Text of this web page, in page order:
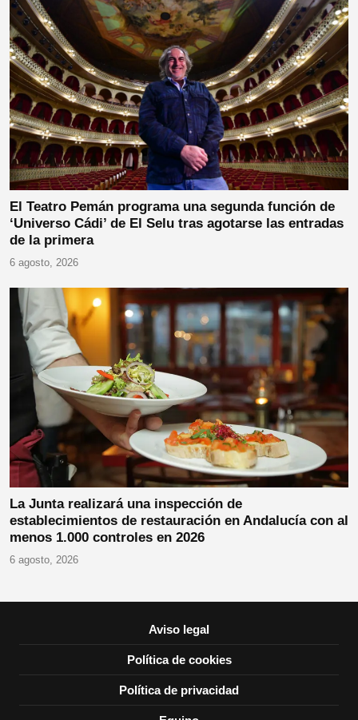
El Teatro Pemán programa una segunda función de
‘Universo Cádi’ de El Selu tras agotarse las entradas
de la primera
6 agosto, 2026
La Junta realizará una inspección de
establecimientos de restauración en Andalucía con al
menos 1.000 controles en 2026
6 agosto, 2026
Aviso legal
Política de cookies
Política de privacidad